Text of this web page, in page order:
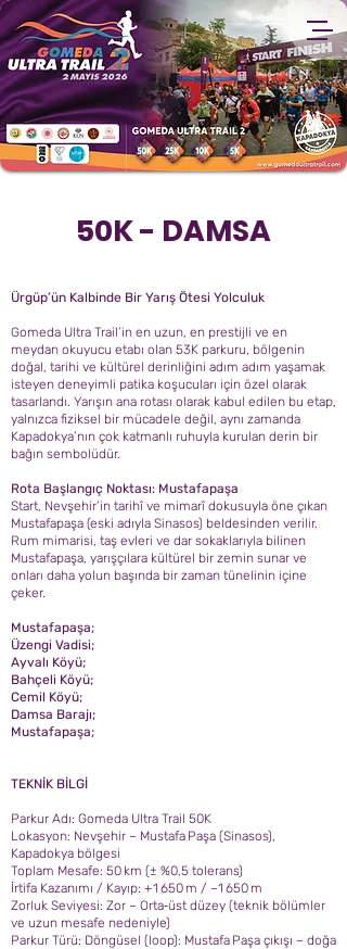
50K - DAMSA
Ürgüp’ün Kalbinde Bir Yarış Ötesi Yolculuk
Gomeda Ultra Trail’in en uzun, en prestijli ve en
meydan okuyucu etabı olan 53K parkuru, bölgenin
doğal, tarihi ve kültürel derinliğini adım adım yaşamak
isteyen deneyimli patika koşucuları için özel olarak
tasarlandı. Yarışın ana rotası olarak kabul edilen bu etap,
yalnızca fiziksel bir mücadele değil, aynı zamanda
Kapadokya’nın çok katmanlı ruhuyla kurulan derin bir
bağın sembolüdür.
Rota Başlangıç Noktası: Mustafapaşa
Start, Nevşehir’in tarihî ve mimarî dokusuyla öne çıkan
Mustafapaşa (eski adıyla Sinasos) beldesinden verilir.
Rum mimarisi, taş evleri ve dar sokaklarıyla bilinen
Mustafapaşa, yarışçılara kültürel bir zemin sunar ve
onları daha yolun başında bir zaman tünelinin içine
çeker.
Mustafapaşa;
Üzengi Vadisi;
Ayvalı Köyü;
Bahçeli Köyü;
Cemil Köyü;
Damsa Barajı;
Mustafapaşa;
TEKNİK BİLGİ
Parkur Adı: Gomeda Ultra Trail 50K
Lokasyon: Nevşehir – Mustafa Paşa (Sinasos),
Kapadokya bölgesi
Toplam Mesafe: 50 km (± %0,5 tolerans)
İrtifa Kazanımı / Kayıp: +1 650 m / –1 650 m
Zorluk Seviyesi: Zor – Orta‑üst düzey (teknik bölümler
ve uzun mesafe nedeniyle)
Parkur Türü: Döngüsel (loop): Mustafa Paşa çıkışı – doğa